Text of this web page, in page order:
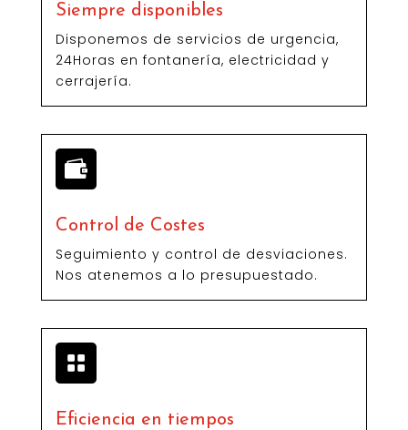
Siempre disponibles
Disponemos de servicios de urgencia,
24Horas en fontanería, electricidad y
cerrajería.

Control de Costes
Seguimiento y control de desviaciones.
Nos atenemos a lo presupuestado.

Eficiencia en tiempos